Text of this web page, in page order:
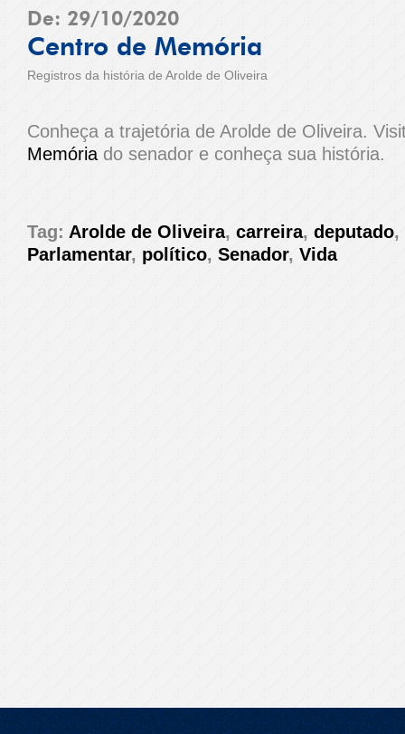
De: 29/10/2020
Centro de Memória
Registros da história de Arolde de Oliveira
Conheça a trajetória de Arolde de Oliveira.
Memória do senador e conheça sua história.
Tag: Arolde de Oliveira, carreira, deputado,
Parlamentar, político, Senador, Vida